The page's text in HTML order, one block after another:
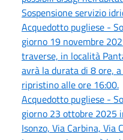
Sospensione servizio
Acquedotto pugliese -
giorno 19 novembre
traverse, in località
avrà la durata di 8 ore,
ripristino alle ore 16:00.
Acquedotto pugliese -
giorno 23 ottobre 2025
Isonzo, Via Carbina, Via